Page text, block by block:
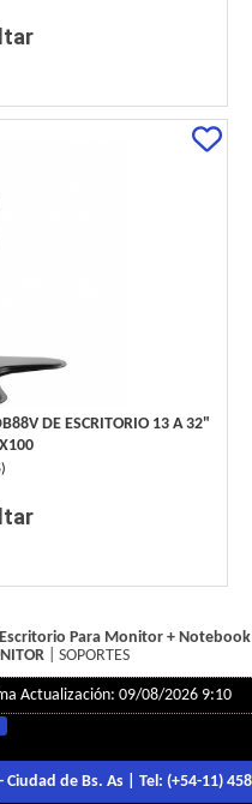
DE ESCRITORIO 13 A 32"
)
Para Monitor + Notebook
SOPORTES
Actualización: 09/08/2026 9:10
de Bs. As | Tel: (+54-11)